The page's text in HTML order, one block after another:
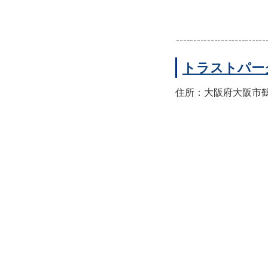
トラストパ
住所：大阪府大阪市